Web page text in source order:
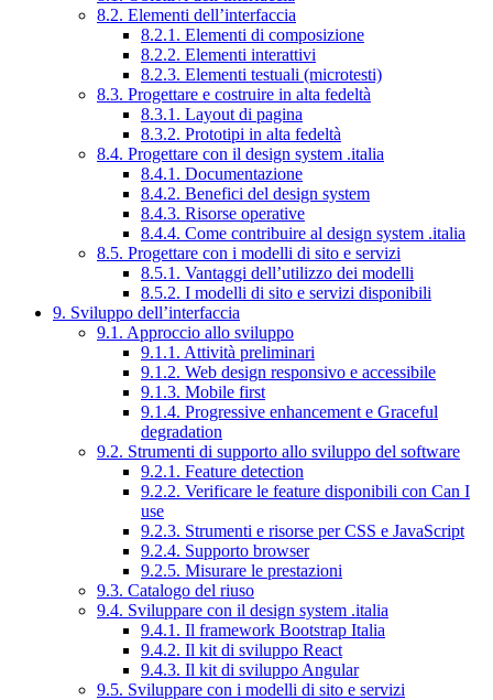
8.2. Elementi dell’interfaccia
8.2.1. Elementi di composizione
8.2.2. Elementi interattivi
8.2.3. Elementi testuali (microtesti)
8.3. Progettare e costruire in alta fedeltà
8.3.1. Layout di pagina
8.3.2. Prototipi in alta fedeltà
8.4. Progettare con il design system .italia
8.4.1. Documentazione
8.4.2. Benefici del design system
8.4.3. Risorse operative
8.4.4. Come contribuire al design system .italia
8.5. Progettare con i modelli di sito e servizi
8.5.1. Vantaggi dell’utilizzo dei modelli
8.5.2. I modelli di sito e servizi disponibili
9. Sviluppo dell’interfaccia
9.1. Approccio allo sviluppo
9.1.1. Attività preliminari
9.1.2. Web design responsivo e accessibile
9.1.3. Mobile first
9.1.4. Progressive enhancement e Graceful
degradation
9.2. Strumenti di supporto allo sviluppo del software
9.2.1. Feature detection
9.2.2. Verificare le feature disponibili con Can I
use
9.2.3. Strumenti e risorse per CSS e JavaScript
9.2.4. Supporto browser
9.2.5. Misurare le prestazioni
9.3. Catalogo del riuso
9.4. Sviluppare con il design system .italia
9.4.1. Il framework Bootstrap Italia
9.4.2. Il kit di sviluppo React
9.4.3. Il kit di sviluppo Angular
9.5. Sviluppare con i modelli di sito e servizi